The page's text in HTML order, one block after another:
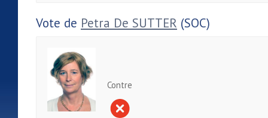
Vote de Petra De SUTTER (SOC)
Contre